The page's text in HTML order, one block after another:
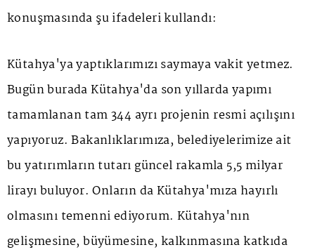
konuşmasında şu ifadeleri kullandı:
Kütahya'ya yaptıklarımızı saymaya vakit yetmez.
Bugün burada Kütahya'da son yıllarda yapımı
tamamlanan tam 344 ayrı projenin resmi açılışını
yapıyoruz. Bakanlıklarımıza, belediyelerimize ait
bu yatırımların tutarı güncel rakamla 5,5 milyar
lirayı buluyor. Onların da Kütahya'mıza hayırlı
olmasını temenni ediyorum. Kütahya'nın
gelişmesine, büyümesine, kalkınmasına katkıda